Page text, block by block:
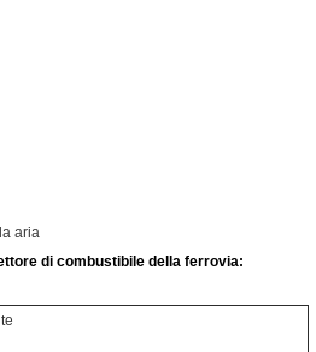
aria
di combustibile della ferrovia: